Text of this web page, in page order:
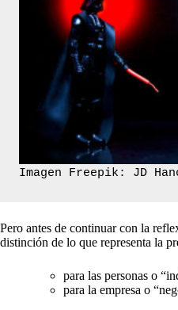
Imagen Freepik: JD
Pero antes de continuar con la
distinción de lo que representa la
para las personas o
para la empresa o